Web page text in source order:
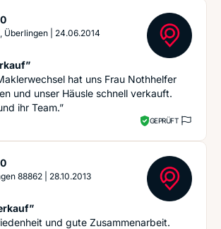
Sterne
Überlingen 24.06.2014
hat uns Frau Nothhelfer
und unser Häusle schnell verkauft.
ihr Team.”
GEPRÜFT
Sterne
88862 28.10.2013
und gute Zusammenarbeit.